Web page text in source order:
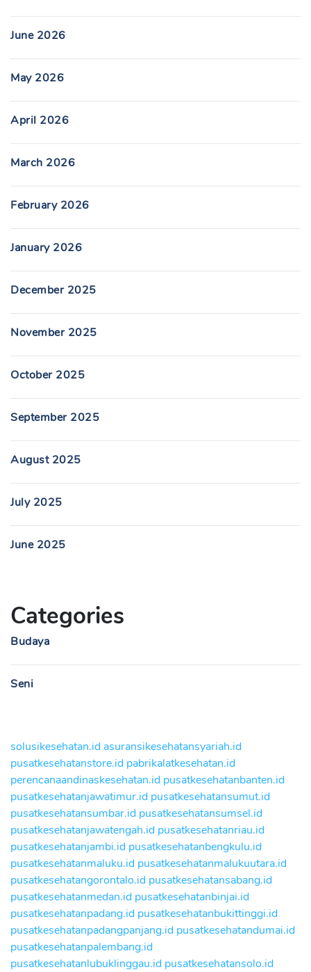
June 2026
May 2026
April 2026
March 2026
February 2026
January 2026
December 2025
November 2025
October 2025
September 2025
August 2025
July 2025
June 2025
Categories
Budaya
Seni
solusikesehatan.id asuransikesehatansyariah.id
pusatkesehatanstore.id pabrikalatkesehatan.id
perencanaandinaskesehatan.id pusatkesehatanbanten.id
pusatkesehatanjawatimur.id pusatkesehatansumut.id
pusatkesehatansumbar.id pusatkesehatansumsel.id
pusatkesehatanjawatengah.id pusatkesehatanriau.id
pusatkesehatanjambi.id pusatkesehatanbengkulu.id
pusatkesehatanmaluku.id pusatkesehatanmalukuutara.id
pusatkesehatangorontalo.id pusatkesehatansabang.id
pusatkesehatanmedan.id pusatkesehatanbinjai.id
pusatkesehatanpadang.id pusatkesehatanbukittinggi.id
pusatkesehatanpadangpanjang.id pusatkesehatandumai.id
pusatkesehatanpalembang.id
pusatkesehatanlubuklinggau.id pusatkesehatansolo.id